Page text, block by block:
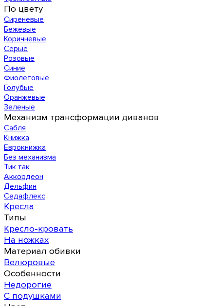
По цвету
Сиреневые
Бежевые
Коричневые
Серые
Розовые
Синие
Фиолетовые
Голубые
Оранжевые
Зеленые
Механизм трансформации диванов
Сабля
Книжка
Еврокнижка
Без механизма
Тик так
Аккордеон
Дельфин
Седафлекс
Кресла
Типы
Кресло-кровать
На ножках
Материал обивки
Велюровые
Особенности
Недорогие
С подушками